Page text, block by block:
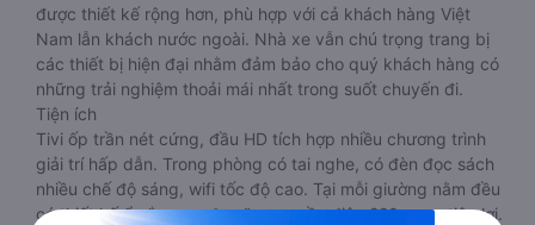
được thiết kế rộng hơn, phù hợp với cả khách hàng Việt
Nam lẫn khách nước ngoài. Nhà xe vẫn chú trọng trang bị
các thiết bị hiện đại nhằm đảm bảo cho quý khách hàng có
những trải nghiệm thoải mái nhất trong suốt chuyến đi.
Tiện ích
Tivi ốp trần nét cứng, đầu HD tích hợp nhiều chương trình
giải trí hấp dẫn. Trong phòng có tai nghe, có đèn đọc sách
nhiều chế độ sáng, wifi tốc độ cao. Tại mỗi giường nằm đều
có thiết kế ổ cắm sạc đa năng nguồn điện 220v cực tiện lợi.